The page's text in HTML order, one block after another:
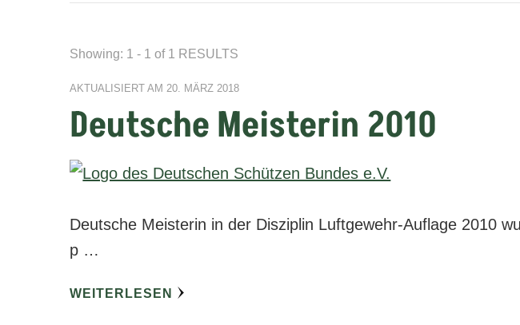
Showing: 1 - 1 of 1 RESULTS
AKTUALISIERT AM20. MÄRZ 2018
Deutsche Meisterin 2010
Deutsche Meisterin in der Disziplin Luftgewehr-Auflage 2010
p …
WEITERLESEN